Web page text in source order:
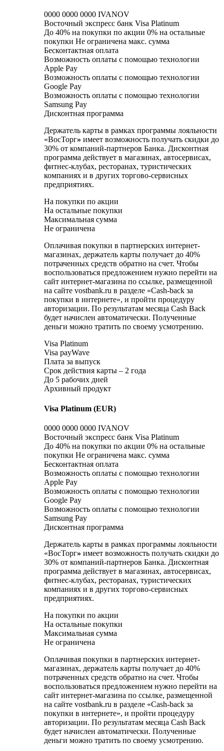
0000 0000 0000 IVANOV
Восточный экспресс банк Visa Platinum
До 40% на покупки по акции 0% на остальные
покупки Не ограничена макс. сумма
Бесконтактная оплата
Возможность оплаты с помощью технологии
Apple Pay
Возможность оплаты с помощью технологии
Google Pay
Возможность оплаты с помощью технологии
Samsung Pay
Дисконтная программа
Держатель карты в рамках программы лояльности
«ВосТорг» имеет возможность получать скидки до
30% от компаний-партнеров Банка. Дисконтная
программа действует в магазинах, автосервисах,
фитнес-клубах, ресторанах, туристических
компаниях и в других торгово-сервисных
предприятиях.
На покупки по акции
На остальные покупки
Максимальная сумма
Не ограничена
Оплачивая покупки в партнерских интернет-
магазинах, держатель карты получает до 40%
потраченных средств обратно на счет. Чтобы
воспользоваться предложением нужно перейти на
сайт интернет-магазина по ссылке, размещенной
на сайте vostbank.ru в разделе «Cash-back за
покупки в интернете», и пройти процедуру
авторизации. По результатам месяца Cash Back
будет начислен автоматически. Полученные
деньги можно тратить по своему усмотрению.
Visa Platinum
Visa payWave
Плата за выпуск
Срок действия карты – 2 года
До 5 рабочих дней
Архивный продукт
Visa Platinum (EUR)
0000 0000 0000 IVANOV
Восточный экспресс банк Visa Platinum
До 40% на покупки по акции 0% на остальные
покупки Не ограничена макс. сумма
Бесконтактная оплата
Возможность оплаты с помощью технологии
Apple Pay
Возможность оплаты с помощью технологии
Google Pay
Возможность оплаты с помощью технологии
Samsung Pay
Дисконтная программа
Держатель карты в рамках программы лояльности
«ВосТорг» имеет возможность получать скидки до
30% от компаний-партнеров Банка. Дисконтная
программа действует в магазинах, автосервисах,
фитнес-клубах, ресторанах, туристических
компаниях и в других торгово-сервисных
предприятиях.
На покупки по акции
На остальные покупки
Максимальная сумма
Не ограничена
Оплачивая покупки в партнерских интернет-
магазинах, держатель карты получает до 40%
потраченных средств обратно на счет. Чтобы
воспользоваться предложением нужно перейти на
сайт интернет-магазина по ссылке, размещенной
на сайте vostbank.ru в разделе «Cash-back за
покупки в интернете», и пройти процедуру
авторизации. По результатам месяца Cash Back
будет начислен автоматически. Полученные
деньги можно тратить по своему усмотрению.